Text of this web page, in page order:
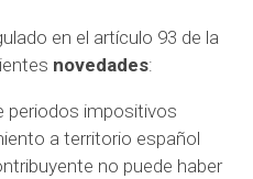
en el artículo 93 de la
novedades:
periodos impositivos
a territorio español
no puede haber